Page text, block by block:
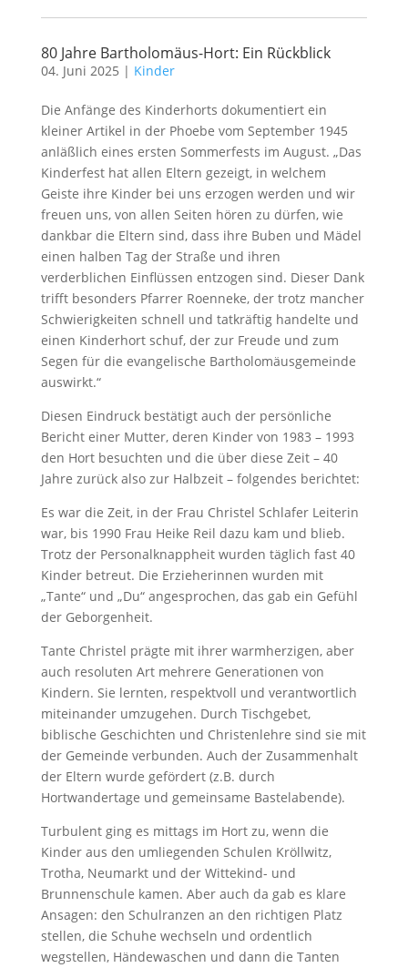
80 Jahre Bartholomäus-Hort: Ein Rückblick
04. Juni 2025 | Kinder
Die Anfänge des Kinderhorts dokumentiert ein
kleiner Artikel in der Phoebe vom September 1945
anläßlich eines ersten Sommerfests im August. „Das
Kinderfest hat allen Eltern gezeigt, in welchem
Geiste ihre Kinder bei uns erzogen werden und wir
freuen uns, von allen Seiten hören zu dürfen, wie
dankbar die Eltern sind, dass ihre Buben und Mädel
einen halben Tag der Straße und ihren
verderblichen Einflüssen entzogen sind. Dieser Dank
trifft besonders Pfarrer Roenneke, der trotz mancher
Schwierigkeiten schnell und tatkräftig handelte und
einen Kinderhort schuf, der zur Freude und zum
Segen für die evangelische Bartholomäusgemeinde
auswirkt.“
Diesen Eindruck bestätigt auch der persönliche
Bericht einer Mutter, deren Kinder von 1983 – 1993
den Hort besuchten und die über diese Zeit – 40
Jahre zurück also zur Halbzeit – folgendes berichtet:
Es war die Zeit, in der Frau Christel Schlafer Leiterin
war, bis 1990 Frau Heike Reil dazu kam und blieb.
Trotz der Personalknappheit wurden täglich fast 40
Kinder betreut. Die Erzieherinnen wurden mit
„Tante“ und „Du“ angesprochen, das gab ein Gefühl
der Geborgenheit.
Tante Christel prägte mit ihrer warmherzigen, aber
auch resoluten Art mehrere Generationen von
Kindern. Sie lernten, respektvoll und verantwortlich
miteinander umzugehen. Durch Tischgebet,
biblische Geschichten und Christenlehre sind sie mit
der Gemeinde verbunden. Auch der Zusammenhalt
der Eltern wurde gefördert (z.B. durch
Hortwandertage und gemeinsame Bastelabende).
Turbulent ging es mittags im Hort zu, wenn die
Kinder aus den umliegenden Schulen Kröllwitz,
Trotha, Neumarkt und der Wittekind- und
Brunnenschule kamen. Aber auch da gab es klare
Ansagen: den Schulranzen an den richtigen Platz
stellen, die Schuhe wechseln und ordentlich
wegstellen, Händewaschen und dann die Tanten